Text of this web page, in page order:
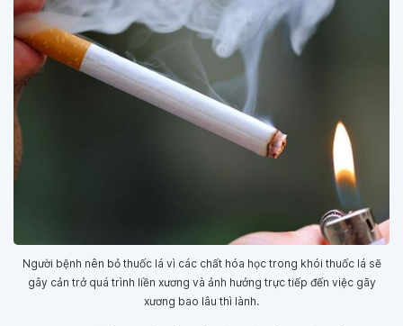
Người bệnh nên bỏ thuốc lá vì các chất hóa học trong khói thuốc lá sẽ
gây cản trở quá trình liền xương và ảnh hưởng trực tiếp đến việc gãy
xương bao lâu thì lành.